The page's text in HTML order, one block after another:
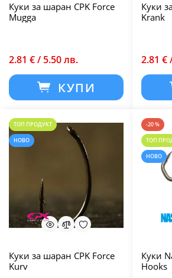
Куки за шаран CPK Force
Mugga
2.81 € / 5.50 лв.
КУПИ
Куки
Krank
2.81 €
ТОП ПРОДУКТ
НОВО
Куки за шаран CPK Force
Kurv
-20 %
ТОП
НОВО
Куки
Hooks